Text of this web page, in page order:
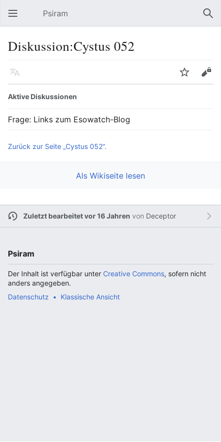
Hauptmenü öffnen Psiram
Diskussion:Cystus 052
Sprache Beobachten Bearbeiten
Aktive Diskussionen
Frage: Links zum Esowatch-Blog
Zurück zur Seite „Cystus 052“.
Als Wikiseite lesen
Zuletzt bearbeitet vor 16 Jahren von Deceptor
Psiram
Der Inhalt ist verfügbar unter Creative Commons, sofern nicht
anders angegeben.
Datenschutz
Klassische Ansicht